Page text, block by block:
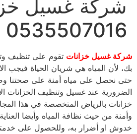
شركة غسيل
0535507016
شركة غسيل خزانات تقوم على تنظيف
بك، لأن المياه هي شريان الحياة فيجب
حتى نحصل على مياه أمنة على صحتنا
الضرورية عند غسيل وتنظيف الخزانات
خزانات بالرياض المتخصصة في هذا
وأمنة من حيث نظافة المياه وأيضا
خدوش او أضرار به، وللحصول على خدمتنا